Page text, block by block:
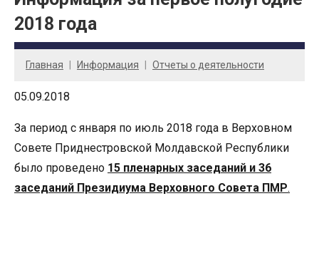
2018 года
Главная Информация Отчеты о деятельности
05.09.2018
За период с января по июль 2018 года в Верховном
Совете Приднестровской Молдавской Республики
было проведено 15 пленарных заседаний и 36
заседаний Президиума Верховного Совета ПМР.